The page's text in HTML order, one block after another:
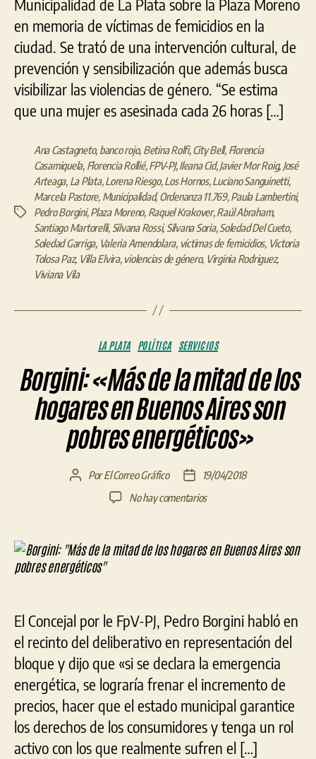
Municipalidad de La Plata sobre la Plaza Moreno
en memoria de víctimas de femicidios en la
ciudad. Se trató de una intervención cultural, de
prevención y sensibilización que además busca
visibilizar las violencias de género. “Se estima
que una mujer es asesinada cada 26 horas […]
Etiquetas
Ana Castagneto, banco rojo, Betina Rolfi,City Bell, Florencia
Casamiquela, Florencia Rollié,FPV-PJ,Ileana Cid,Javier Mor Roig, José
Arteaga, La Plata,Lorena Riesgo,Los Hornos,Luciano Sanguinetti,
Marcela Pastore, Municipalidad,Ordenanza 11.769,Paula Lambertini,
Pedro Borgini,Plaza Moreno, Raquel Krakover,Raúl Abraham,
Santiago Martorelli, Silvana Rossi, Silvana Soria,Soledad Del Cueto,
Soledad Garriga, Valeria Amendolara, víctimas de femicidios, Victoria
Tolosa Paz, Villa Elvira, violencias de género, Virginia Rodriguez,
Viviana Vila
Categorías
LA PLATA POLÍTICA SERVICIOS
Borgini: «Más de la mitad de los
hogares en Buenos Aires son
pobres energéticos»
AutorPorEl Correo Gráfico
Fecha
de
19/04/2018
No hay comentariosen
de
la
hogares
en
Aires
son
pobres
energéticos»
El Concejal por le FpV-PJ, Pedro Borgini habló en
el recinto del deliberativo en representación del
bloque y dijo que «si se declara la emergencia
energética, se lograría frenar el incremento de
precios, hacer que el estado municipal garantice
los derechos de los consumidores y tenga un rol
activo con los que realmente sufren el […]